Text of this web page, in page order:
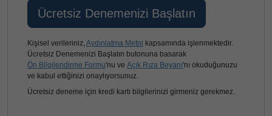
Kişisel verileriniz, Aydınlatma Metni kapsamında işlenmektedir.
Ücretsiz Denemenizi Başlatın butonuna basarak
Ön Bilgilendirme Formu'nu ve Açık Rıza Beyanı'nı okuduğunuzu
ve kabul ettiğinizi onaylıyorsunuz.
Ücretsiz deneme için kredi kartı bilgilerinizi girmeniz gerekmez.